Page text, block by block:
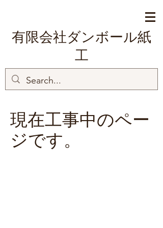
有限会社ダンボール紙
工
現在工事中のペー
ジです。